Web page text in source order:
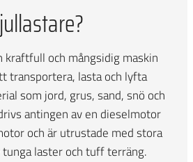
kraftfull och mångsidig maskin
transportera, lasta och lyfta
som jord, grus, sand, snö och
antingen av en dieselmotor
och är utrustade med stora
laster och tuff terräng.